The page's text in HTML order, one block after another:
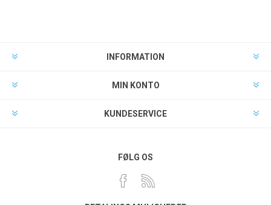
INFORMATION
MIN KONTO
KUNDESERVICE
FØLG OS